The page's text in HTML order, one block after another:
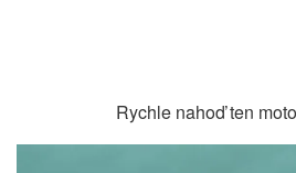
Rychle nahoď ten